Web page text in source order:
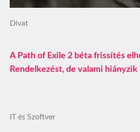
Divat
A Path of Exile 2 béta frissítés
Rendelkezést, de valami hiányzik
IT és Szoftver